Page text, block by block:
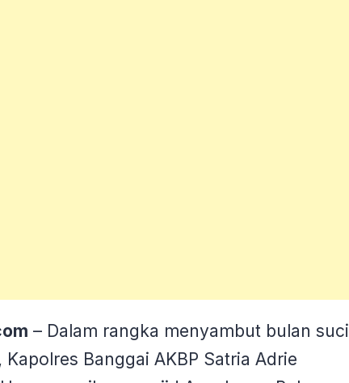
– Dalam rangka menyambut bulan suci
Banggai AKBP Satria Adrie